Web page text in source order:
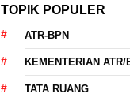
TOPIK POPULER
ATR-BPN
KEMENTERIAN ATR/
TATA RUANG